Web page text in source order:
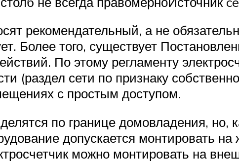
рекомендательный, а не
Более того, существует
По этому регламенту
(раздел сети по признаку
с простым доступом.
по границе домовладения, но,
допускается монтировать
можно монтировать на